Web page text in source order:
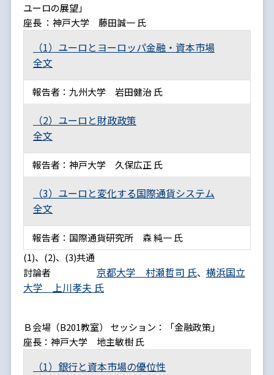
ユーロの展望」
座長 ：神戸大学 藤田誠一 氏
（1）ユーロとヨーロッパ金融・資本市場
全文
報告者：九州大学 岩田健治 氏
（2）ユーロと財政政策
全文
報告者：神戸大学 久保広正 氏
（3）ユーロと変化する国際通貨システム
全文
報告者：国際通貨研究所 森 純一 氏
(1)、(2)、(3)共通
討論者 京都大学 村瀬哲司 氏、 横浜国立
大学 上川孝夫 氏
Ｂ会場（B201教室） セッション：「金融政策」
座長：神戸大学 地主敏樹 氏
（1）銀行と資本市場の優位性